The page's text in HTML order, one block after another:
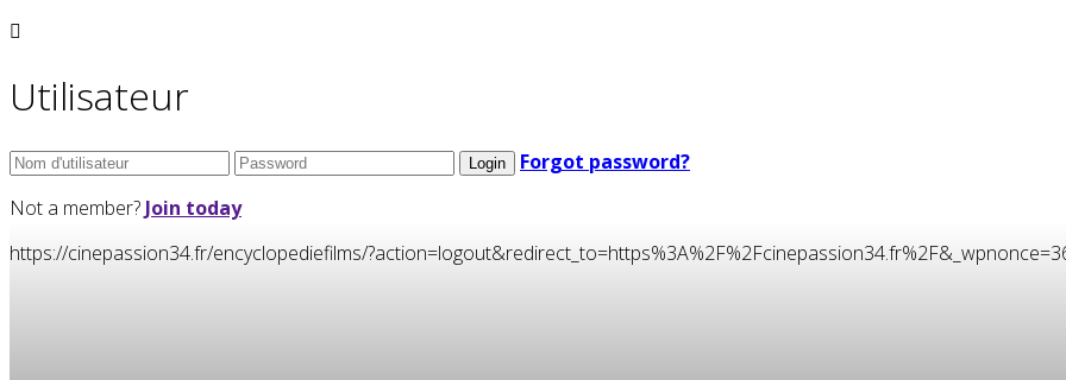
Utilisateur
Forgot password?
Not a member? Join today
https://cinepassion34.fr/encyclopediefilms/